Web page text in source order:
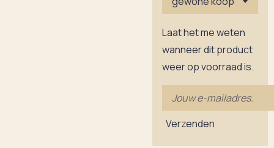
Laat het me weten
wanneer dit product
weer op voorraad is.
Verzenden